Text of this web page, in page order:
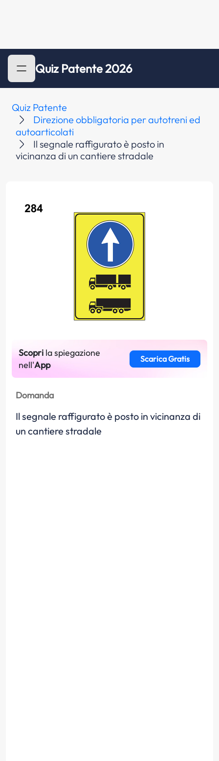
Quiz Patente 2026
Quiz Patente
Direzione obbligatoria per autotreni ed
autoarticolati
Il segnale raffigurato è posto in
vicinanza di un cantiere stradale
Scopri la spiegazione
nell'App
Scarica Gratis
Domanda
Il segnale raffigurato è posto in vicinanza di
un cantiere stradale